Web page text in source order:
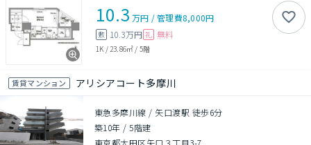
10.3 万円 /管理費8,000円
敷 10.3万円 礼 無料
1K / 23.86㎡ / 5階
賃貸マンション アリシアコート多摩川
東急多摩川線 / 矢口渡駅 徒歩6分
築10年 /5階建
東京都大田区矢口３丁目3-7